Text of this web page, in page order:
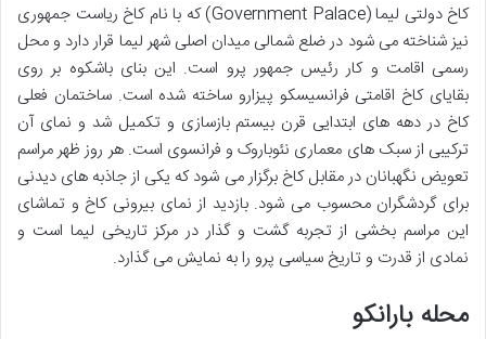
کاخ دولتی لیما (Government Palace) که با نام کاخ ریاست جمهوری
نیز شناخته می شود در ضلع شمالی میدان اصلی شهر لیما قرار دارد و محل
رسمی اقامت و کار رئیس جمهور پرو است. این بنای باشکوه بر روی
بقایای کاخ اقامتی فرانسیسکو پیزارو ساخته شده است. ساختمان فعلی
کاخ در دهه های ابتدایی قرن بیستم بازسازی و تکمیل شد و نمای آن
ترکیبی از سبک های معماری نئوباروک و فرانسوی است. هر روز ظهر مراسم
تعویض نگهبانان در مقابل کاخ برگزار می شود که یکی از جاذبه های دیدنی
برای گردشگران محسوب می شود. بازدید از نمای بیرونی کاخ و تماشای
این مراسم بخشی از تجربه گشت و گذار در مرکز تاریخی لیما است و
نمادی از قدرت و تاریخ سیاسی پرو را به نمایش می گذارد.
محله بارانکو